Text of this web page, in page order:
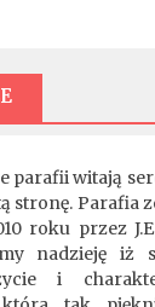
parafii witają
stronę. Parafia
roku przez
nadzieję iż
i